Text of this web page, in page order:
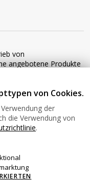
von
angebotene Produkte
an diese
in Verbindung setzen:
Info@savashome.at
vorbehalten.
von Cookies.
der
die Verwendung von
.